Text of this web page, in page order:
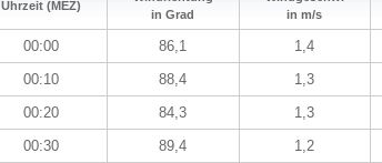
Uhrzeit (MEZ)
in Grad
in m/s
00:00 86,1 1,4
00:10
88,4 1,3
00:20
84,3 1,3
00:30
89,4 1,2